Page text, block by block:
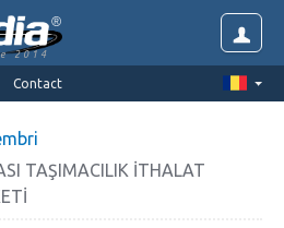
2014
Contact
TAŞIMACILIK İTHALAT